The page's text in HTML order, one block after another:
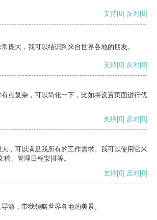
支持[0] 反对[0]
庞大，我可以结识到来自世界各地的朋友。
支持[0] 反对[0]
点复杂，可以简化一下，比如将设置页面进行优
支持[0] 反对[0]
，可以满足我所有的工作需求。我可以使用它来
、管理日程安排等。
支持[0] 反对[0]
游，带我领略世界各地的美景。